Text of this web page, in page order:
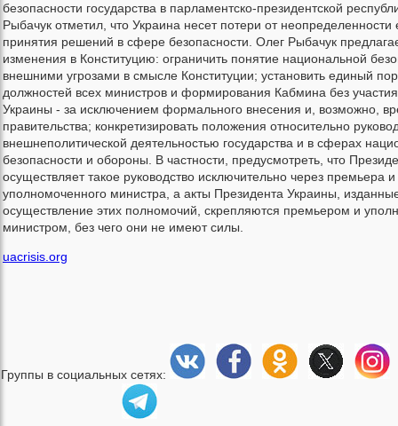
безопасности государства в парламентско-президентской
Рыбачук отметил, что Украина несет потери от неопределенности
принятия решений в сфере безопасности. Олег Рыбачук
изменения в Конституцию: ограничить понятие национальной
внешними угрозами в смысле Конституции; установить единый
должностей всех министров и формирования Кабмина без
Украины - за исключением формального внесения и, возможно,
правительства; конкретизировать положения относительно
внешнеполитической деятельностью государства и в сферах
безопасности и обороны. В частности, предусмотреть, что
осуществляет такое руководство исключительно через премьера и
уполномоченного министра, а акты Президента Украины,
осуществление этих полномочий, скрепляются премьером и
министром, без чего они не имеют силы.
uacrisis.org
Группы в социальных сетях: